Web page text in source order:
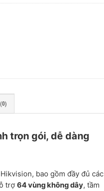
trọn gói, dễ dàng
bao gồm đầy đủ các
trợ 64 vùng không dây, tầm